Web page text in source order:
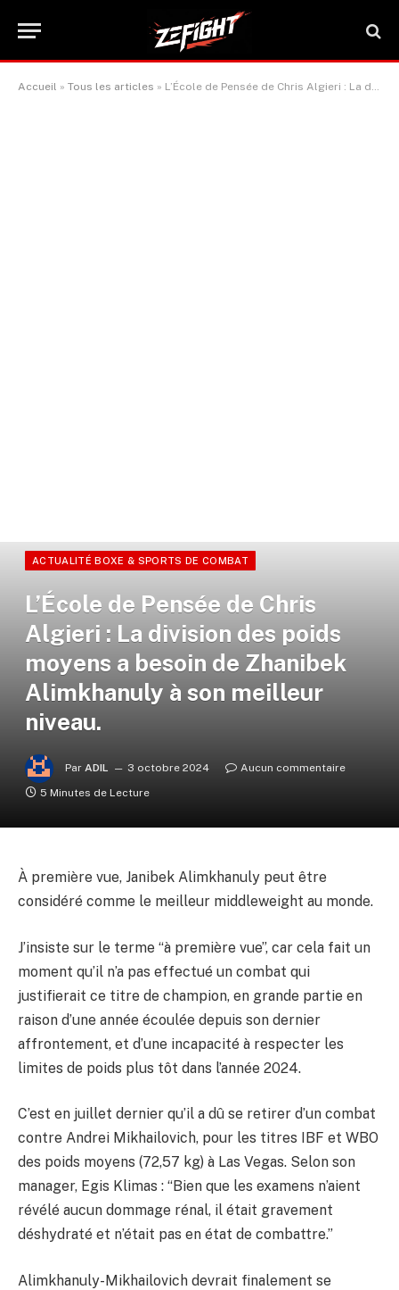
Accueil » Tous les articles » L’École de Pensée de Chris Algieri : La division des poids moyens a besoin de Zhanibek Alimkhanuly à son meilleur niveau.
ACTUALITÉ BOXE & SPORTS DE COMBAT
L’École de Pensée de Chris
Algieri : La division des poids
moyens a besoin de Zhanibek
Alimkhanuly à son meilleur
niveau.
Par ADIL 3 octobre 2024
Aucun commentaire
5 Minutes de Lecture
À première vue, Janibek Alimkhanuly peut être
considéré comme le meilleur middleweight au monde.
J’insiste sur le terme “à première vue”, car cela fait un
moment qu’il n’a pas effectué un combat qui
justifierait ce titre de champion, en grande partie en
raison d’une année écoulée depuis son dernier
affrontement, et d’une incapacité à respecter les
limites de poids plus tôt dans l’année 2024.
C’est en juillet dernier qu’il a dû se retirer d’un combat
contre Andrei Mikhailovich, pour les titres IBF et WBO
des poids moyens (72,57 kg) à Las Vegas. Selon son
manager, Egis Klimas : “Bien que les examens n’aient
révélé aucun dommage rénal, il était gravement
déshydraté et n’était pas en état de combattre.”
Alimkhanuly-Mikhailovich devrait finalement se